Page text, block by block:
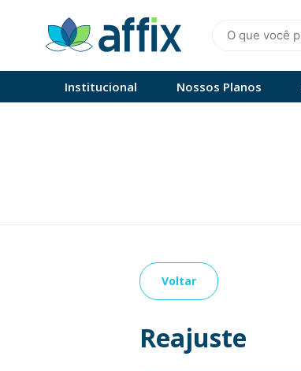
Institucional Nossos Planos
Voltar
Reajuste